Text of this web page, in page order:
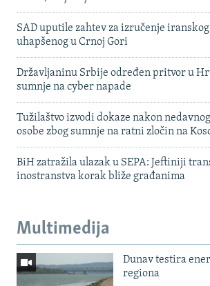
SAD uputile zahtev za izručenje
uhapšenog u Crnoj Gori
Državljaninu Srbije određen pritvor u
sumnje na cyber napade
Tužilaštvo izvodi dokaze nakon
osobe zbog sumnje na ratni zločin na
BiH zatražila ulazak u SEPA: Jeftiniji
inostranstva korak bliže građanima
Multimedija
Dunav testira
regiona